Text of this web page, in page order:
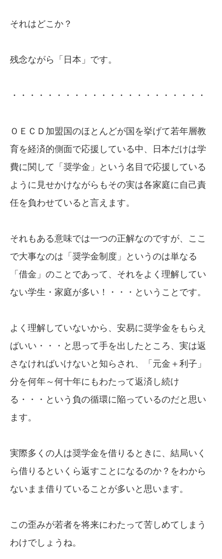
それはどこか？
残念ながら「日本」です。
・・・・・・・・・・・・・・・・・・・・・・
ＯＥＣＤ加盟国のほとんどが国を挙げて若年層教
育を経済的側面で応援している中、日本だけは学
費に関して「奨学金」という名目で応援している
ように見せかけながらもその実は各家庭に自己責
任を負わせていると言えます。
それもある意味では一つの正解なのですが、ここ
で大事なのは「奨学金制度」というのは単なる
「借金」のことであって、それをよく理解してい
ない学生・家庭が多い！・・・ということです。
よく理解していないから、安易に奨学金をもらえ
ばいい・・・と思って手を出したところ、実は返
さなければいけないと知らされ、「元金＋利子」
分を何年～何十年にもわたって返済し続け
る・・・という負の循環に陥っているのだと思い
ます。
実際多くの人は奨学金を借りるときに、結局いく
ら借りるといくら返すことになるのか？をわから
ないまま借りていることが多いと思います。
この歪みが若者を将来にわたって苦しめてしまう
わけでしょうね。